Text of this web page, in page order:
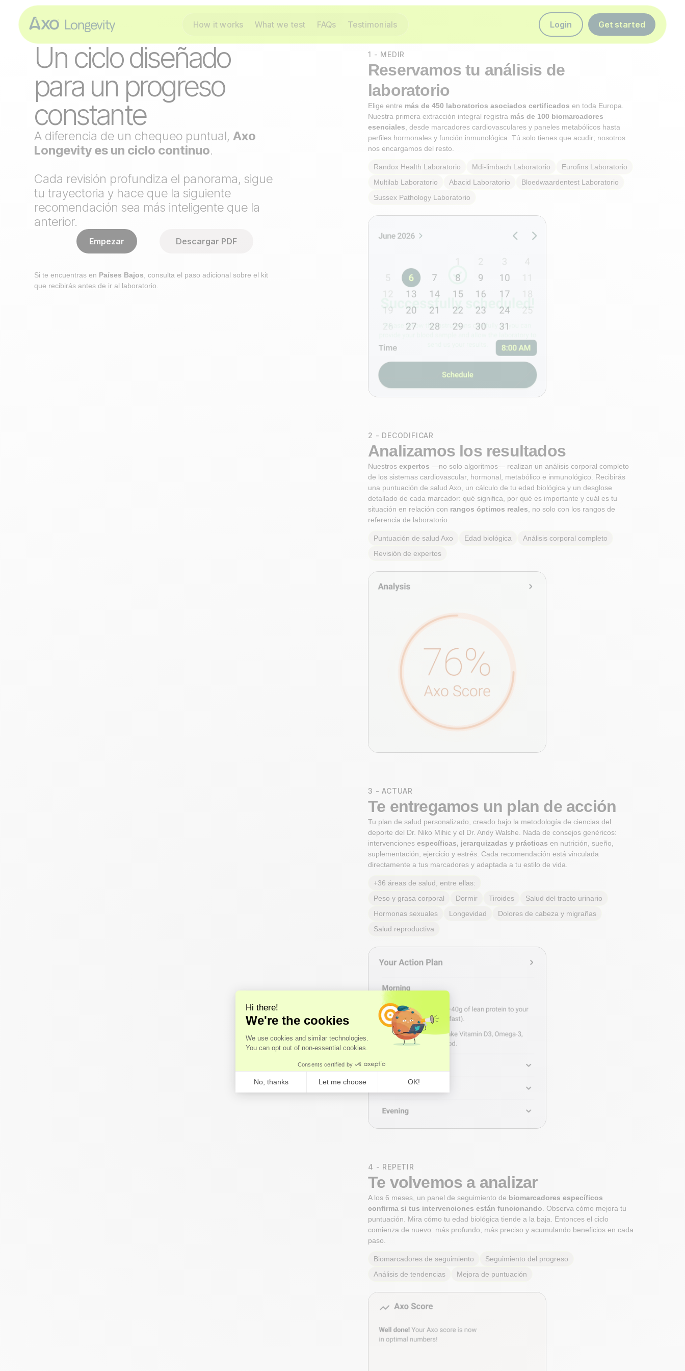
How it works What we test FAQs Testimonials Login Get started
Un ciclo diseñado
para un progreso
constante
A diferencia de un chequeo puntual,Axo
Longevity es un ciclo continuo.
Cada revisión profundiza el panorama, sigue
tu trayectoria y hace que la siguiente
recomendación sea más inteligente que la
anterior.
Empezar Descargar PDF
Si te encuentras en Países Bajos , consulta el paso adicional sobre el kit
que recibirás antes de ir al laboratorio.
1 - MEDIR
Reservamos tu análisis de
laboratorio
Elige entre más de 450 laboratorios asociados certificados en toda Europa.
Nuestra primera extracción integral registra más de 100 biomarcadores
esenciales , desde marcadores cardiovasculares y paneles metabólicos hasta
perfiles hormonales y función inmunológica. Tú solo tienes que acudir; nosotros
nos encargamos del resto.
Randox Health Laboratorio Mdi-limbach Laboratorio Eurofins Laboratorio
Multilab Laboratorio Abacid Laboratorio Bloedwaardentest Laboratorio
Sussex Pathology Laboratorio
2 - DECODIFICAR
Analizamos los resultados
Nuestros expertos —no solo algoritmos— realizan un análisis corporal completo
de los sistemas cardiovascular, hormonal, metabólico e inmunológico. Recibirás
una puntuación de salud Axo, un cálculo de tu edad biológica y un desglose
detallado de cada marcador: qué significa, por qué es importante y cuál es tu
situación en relación con rangos óptimos reales , no solo con los rangos de
referencia de laboratorio.
Puntuación de salud Axo Edad biológica
Análisis corporal completo
Revisión de expertos
3 - ACTUAR
Te entregamos un plan de acción
Tu plan de salud personalizado, creado bajo la metodología de ciencias del
deporte del Dr. Niko Mihic y el Dr. Andy Walshe. Nada de consejos genéricos:
intervenciones específicas, jerarquizadas y prácticas en nutrición, sueño,
suplementación, ejercicio y estrés. Cada recomendación está vinculada
directamente a tus marcadores y adaptada a tu estilo de vida.
+36 áreas de salud, entre ellas:
Peso y grasa corporal
Dormir Tiroides
Salud del tracto urinario
Hormonas sexuales
Longevidad
Dolores de cabeza y migrañas
Salud reproductiva
4 - REPETIR
Te volvemos a analizar
A los 6 meses, un panel de seguimiento de biomarcadores específicos
confirma si tus intervenciones están funcionando . Observa cómo mejora tu
puntuación. Mira cómo tu edad biológica tiende a la baja. Entonces el ciclo
comienza de nuevo: más profundo, más preciso y acumulando beneficios en cada
paso.
Biomarcadores de seguimiento
Seguimiento del progreso
Análisis de tendencias
Mejora de puntuación